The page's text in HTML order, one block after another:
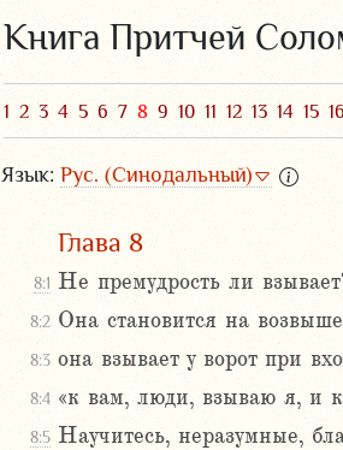
Книга Притчей
1 2 3 4 5 6 7 8 9 10 11 12 13 14 15 16
Язык: Рус. (Синодальный)
Глава 8
8:1 Не премудрость ли
8:2 Она становится на
8:3 она взывает у ворот при
8:4 «к вам, люди, взываю я, и
8:5 Научитесь, неразумные,